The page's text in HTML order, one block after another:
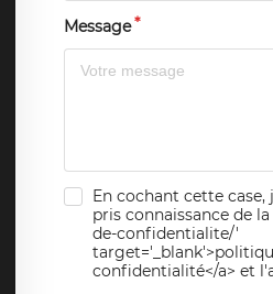
Message
En cochant cette case,
pris connaissance de
de-confidentialite/'
confidentialité</a> et